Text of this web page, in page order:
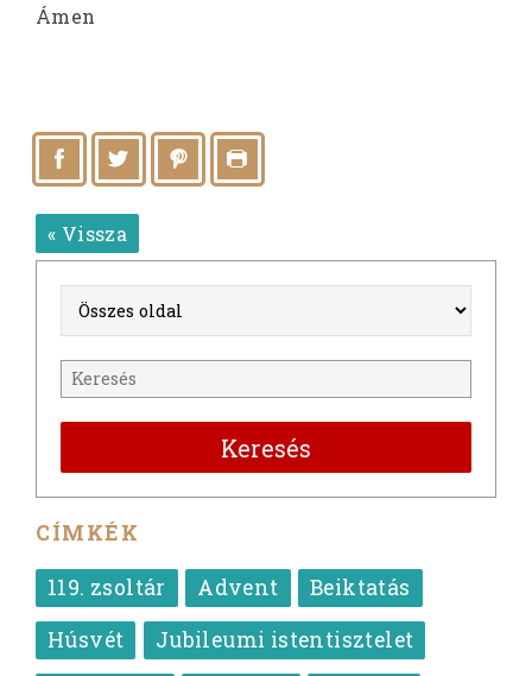
Ámen
« Vissza
Keresés
CÍMKÉK
119. zsoltár
Advent
Beiktatás
Húsvét
Jubileumi istentisztelet